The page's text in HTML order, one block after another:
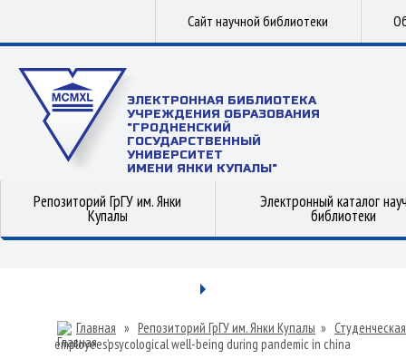
Сайт научной библиотеки
ЭЛЕКТРОННАЯ БИБЛИОТЕКА
УЧРЕЖДЕНИЯ ОБРАЗОВАНИЯ
"ГРОДНЕНСКИЙ
ГОСУДАРСТВЕННЫЙ
УНИВЕРСИТЕТ
ИМЕНИ ЯНКИ КУПАЛЫ"
Репозиторий ГрГУ им. Янки
Купалы
Электронный каталог
библиотеки
Главная » Репозиторий ГрГУ им. Янки Купалы »
employees’psycological well-being during pandemic in china